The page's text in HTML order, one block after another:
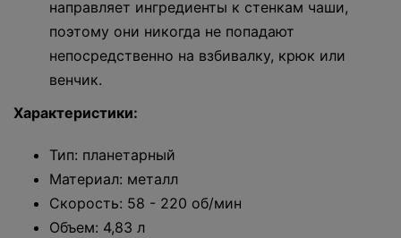
направляет ингредиенты к стенкам чаши,
поэтому они никогда не попадают
непосредственно на взбивалку, крюк или
венчик.
Характеристики:
Тип: планетарный
Материал: металл
Скорость: 58 - 220 об/мин
Объем: 4,83 л